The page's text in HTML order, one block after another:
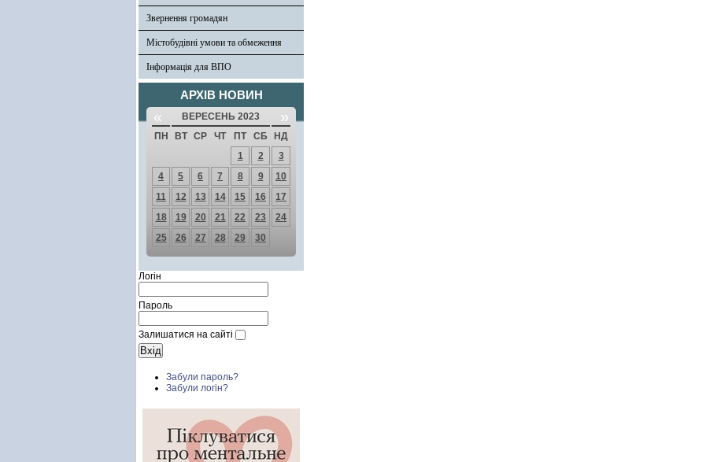
Звернення громадян
Містобудівні умови та обмеження
Інформація для ВПО
АРХІВ НОВИН
« ВЕРЕСЕНЬ 2023 »
ПН ВТ СР ЧТ ПТ СБ
НД
1
2
3
4
5 6 7 8 9
10
11
12 13 14 15 16
17
18
19 20 21 22 23
24
25
26 27 28 29 30
Логін
Пароль
Залишатися на сайті
Забули пароль?
Забули логін?